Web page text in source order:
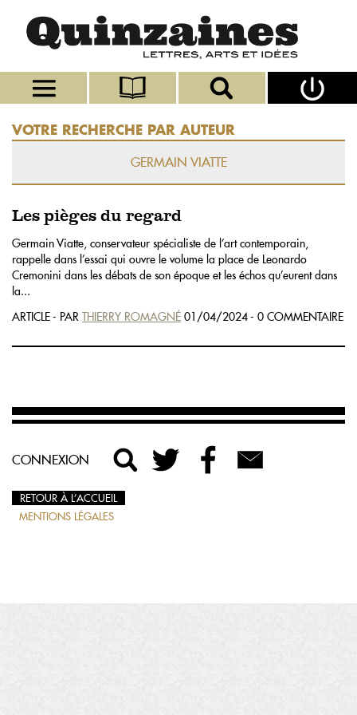
VOTRE RECHERCHE PAR AUTEUR
GERMAIN VIATTE
Les pièges du regard
Germain Viatte, conservateur spécialiste de l’art contemporain,
rappelle dans l’essai qui ouvre le volume la place de Leonardo
Cremonini dans les débats de son époque et les échos qu’eurent dans
la...
ARTICLE - PAR THIERRY ROMAGNÉ 01/04/2024 - 0 COMMENTAIRE
CONNEXION
RETOUR À L’ACCUEIL
MENTIONS LÉGALES